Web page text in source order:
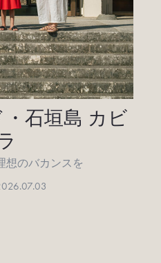
石垣島 カビ
想のバカンスを